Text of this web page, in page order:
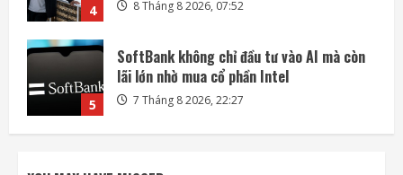
5 7 Tháng 8 2026, 22:27
1
Mỗi ngày có thêm 1.200 triệu phú, nước
Mỹ giàu lên hay chỉ người giàu càng giàu?
8 Tháng 8 2026, 08:55
để nâng cấp hệ thống điện ISS